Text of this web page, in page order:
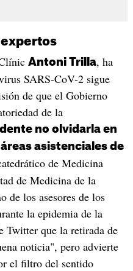
expertos
Antoni Trilla, ha
SARS-CoV-2 sigue
de que el Gobierno
de la
no olvidarla en
asistenciales de
de Medicina
de Medicina de la
de los asesores de los
la epidemia de la
Twitter que la retirada de
noticia", pero advierte
el filtro del sentido